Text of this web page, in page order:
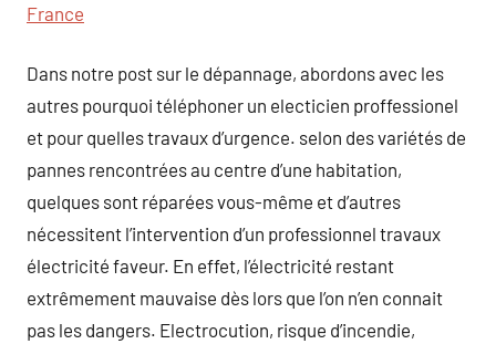
France
Dans notre post sur le dépannage, abordons avec les
autres pourquoi téléphoner un electicien proffessionel
et pour quelles travaux d’urgence. selon des variétés de
pannes rencontrées au centre d’une habitation,
quelques sont réparées vous-même et d’autres
nécessitent l’intervention d’un professionnel travaux
électricité faveur. En effet, l’électricité restant
extrêmement mauvaise dès lors que l’on n’en connait
pas les dangers. Electrocution, risque d’incendie,